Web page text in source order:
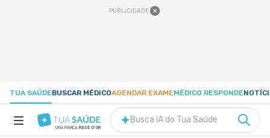
PUBLICIDADE
TUA SAÚDEBUSCAR MÉDICOAGENDAR EXAMEMÉDICO RESPONDE
UMA MARCA REDE D'OR
Busca IA do Tua Saúde